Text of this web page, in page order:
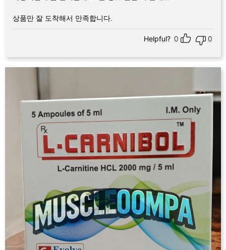
상품만 잘 도착해서 만족합니다.
Helpful? 0 0